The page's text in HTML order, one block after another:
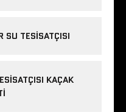
SU TESISATÇISI
KAÇAK